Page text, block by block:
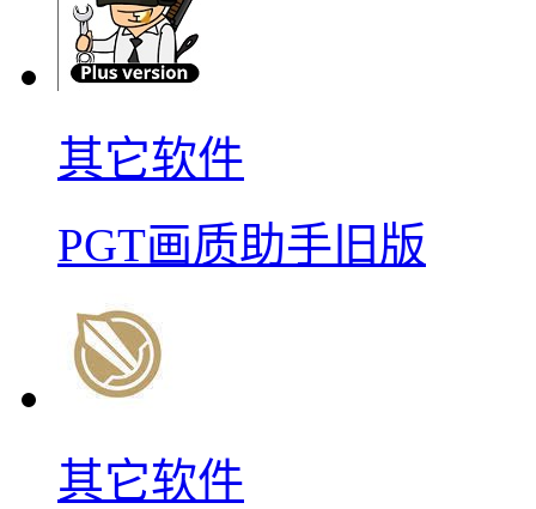
其它软件
PGT画质助手旧版
其它软件